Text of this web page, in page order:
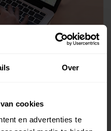
Over
cookies
en advertenties te
onze Sportzoeker
sport of activiteit.